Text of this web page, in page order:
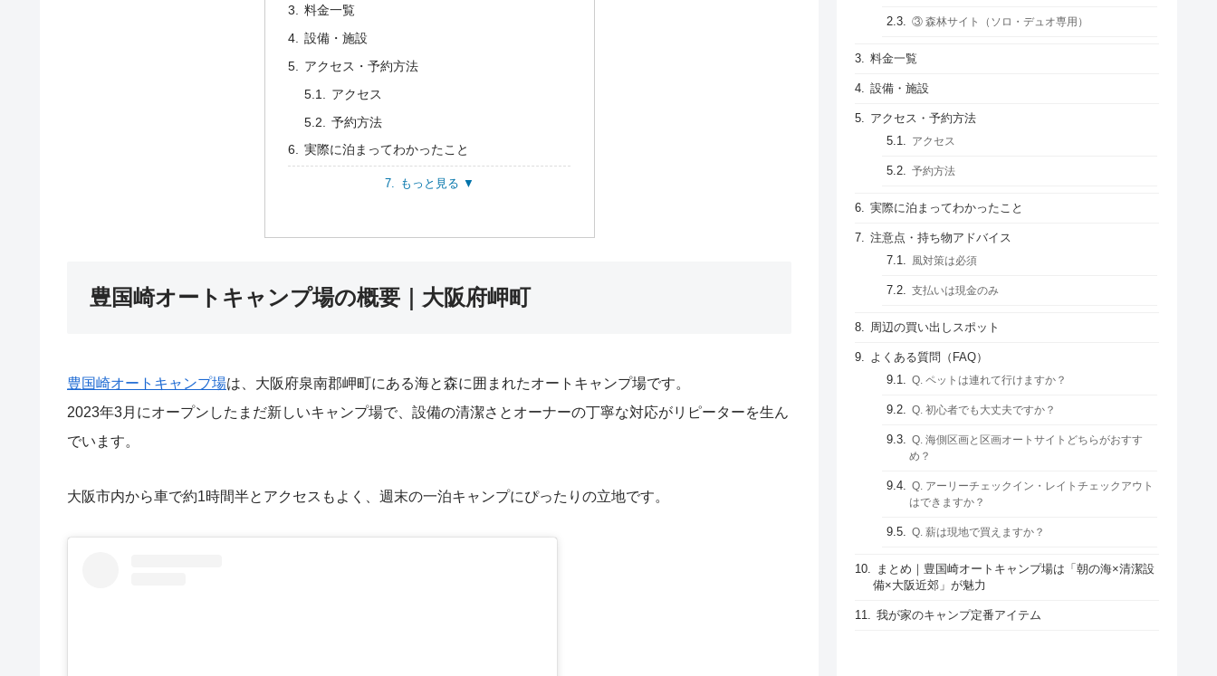
料金一覧
設備・施設
アクセス・予約方法
アクセス
予約方法
実際に泊まってわかったこと
もっと見る ▼
豊国崎オートキャンプ場の概要｜大阪府岬町
豊国崎オートキャンプ場は、大阪府泉南郡岬町にある海と森に囲まれたオートキャンプ場です。
2023年3月にオープンしたまだ新しいキャンプ場で、設備の清潔さとオーナーの丁寧な対応がリピーターを生ん
でいます。
大阪市内から車で約1時間半とアクセスもよく、週末の一泊キャンプにぴったりの立地です。
③ 森林サイト（ソロ・デュオ専用）
料金一覧
設備・施設
アクセス・予約方法
アクセス
予約方法
実際に泊まってわかったこと
注意点・持ち物アドバイス
風対策は必須
支払いは現金のみ
周辺の買い出しスポット
よくある質問（FAQ）
Q. ペットは連れて行けますか？
Q. 初心者でも大丈夫ですか？
Q. 海側区画と区画オートサイトどちらがおすす
め？
Q. アーリーチェックイン・レイトチェックアウト
はできますか？
Q. 薪は現地で買えますか？
まとめ｜豊国崎オートキャンプ場は「朝の海×清潔設
備×大阪近郊」が魅力
我が家のキャンプ定番アイテム